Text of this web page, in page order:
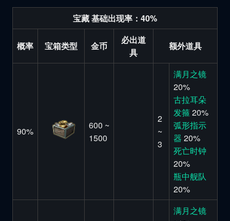
宝藏 基础出现率：40%
概率 宝箱类型 金币
必出道
具
额外道具
90%
600 ~
1500
2
~
3
满月之镜
20%
古拉耳朵
发箍 20%
弧形指示
器 20%
死亡时钟
20%
瓶中舰队
20%
满月之镜